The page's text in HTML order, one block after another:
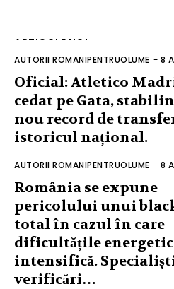
ARTICOLE NOI
AUTORII ROMANIPENTRUOLUME - 8
Oficial: Atletico
cedat pe Gata,
nou record de
istoricul național.
AUTORII ROMANIPENTRUOLUME - 8
România se expune
pericolului unui
total în cazul în care
dificultățile
intensifică.
verificări…